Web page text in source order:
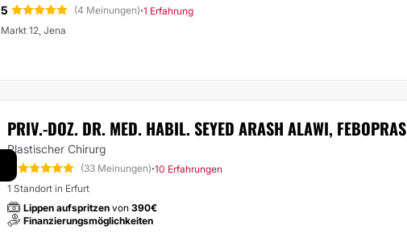
5
(4 Meinungen)·1 Erfahrung
Markt 12, Jena
PRIV.-DOZ. DR. MED. HABIL. SEYED ARASH ALAWI, FEBOPRAS
Plastischer Chirurg
(33 Meinungen)·10 Erfahrungen
1 Standort in Erfurt
Lippen aufspritzen von 390€
Finanzierungsmöglichkeiten